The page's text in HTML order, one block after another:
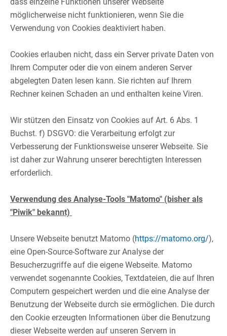
möglicherweise nicht funktionieren, wenn Sie die
Verwendung von Cookies deaktiviert haben.​
Cookies erlauben nicht, dass ein Server private Daten von
Ihrem Computer oder die von einem anderen Server
abgelegten Daten lesen kann. Sie richten auf Ihrem
Rechner keinen Schaden an und enthalten keine Viren.​
Wir stützen den Einsatz von Cookies auf Art. 6 Abs. 1
Buchst. f) DSGVO: die Verarbeitung erfolgt zur
Verbesserung der Funktionsweise unserer Webseite. Sie
ist daher zur Wahrung unserer berechtigten Interessen
erforderlich.​
Verwendung des Analyse-Tools "Matomo" (bisher als
"Piwik" bekannt)
Unsere Webseite benutzt Matomo (https://matomo.org/),
eine Open-Source-Software zur Analyse der
Besucherzugriffe auf die eigene Webseite. Matomo
verwendet sogenannte Cookies, Textdateien, die auf Ihren
Computern gespeichert werden und die eine Analyse der
Benutzung der Webseite durch sie ermöglichen. Die durch
den Cookie erzeugten Informationen über die Benutzung
dieser Webseite werden auf unseren Servern in